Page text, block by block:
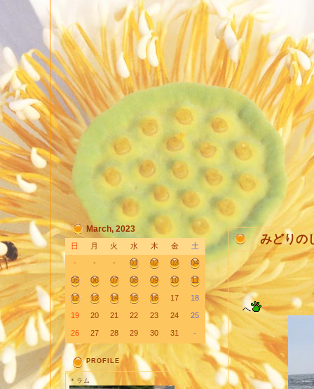
March, 2023
日 月 火 水 木 金
土
-
- - 01 02 03 04
05 06 07 08 09 10 11
12 13 14 15 16 17 18
19 20 21 22 23 24 25
26 27 28 29 30 31 -
PROFILE
＊ラム
みどりの
雨が
へ